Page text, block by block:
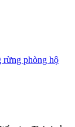
rừng phòng hộ